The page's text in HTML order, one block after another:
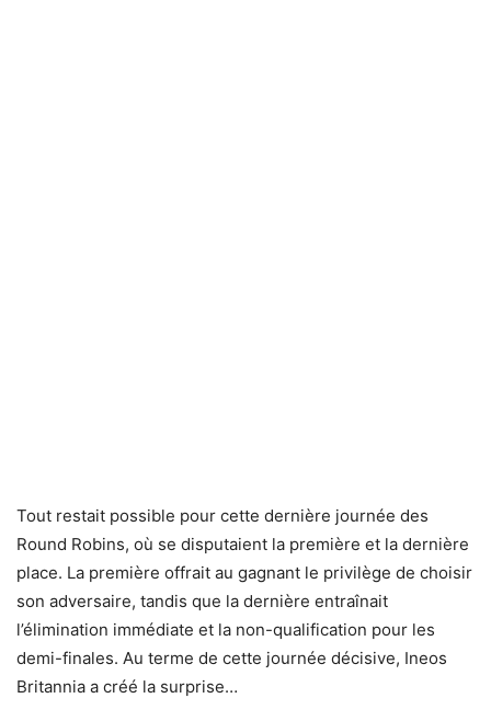
Tout restait possible pour cette dernière journée des
Round Robins, où se disputaient la première et la dernière
place. La première offrait au gagnant le privilège de choisir
son adversaire, tandis que la dernière entraînait
l’élimination immédiate et la non-qualification pour les
demi-finales. Au terme de cette journée décisive, Ineos
Britannia a créé la surprise…